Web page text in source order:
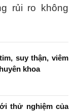
rủi ro không
suy thận, viêm
khoa
thử nghiệm của